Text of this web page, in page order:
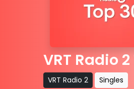
VRT Radio
VRT Radio 2 Singles